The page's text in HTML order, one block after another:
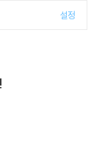
설정